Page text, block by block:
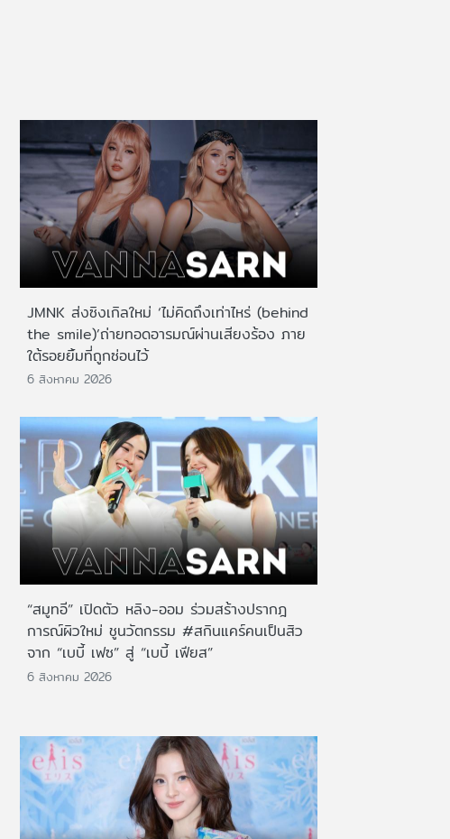
JMNK ส่งซิงเกิลใหม่ ‘ไม่คิดถึงเท่าไหร่ (behind
the smile)’ถ่ายทอดอารมณ์ผ่านเสียงร้อง ภาย
ใต้รอยยิ้มที่ถูกซ่อนไว้
6 สิงหาคม 2026
“สมูทอี” เปิดตัว หลิง-ออม ร่วมสร้างปรากฎ
การณ์ผิวใหม่ ชูนวัตกรรม #สกินแคร์คนเป็นสิว
จาก “เบบี้ เฟซ” สู่ “เบบี้ เฟียส”
6 สิงหาคม 2026